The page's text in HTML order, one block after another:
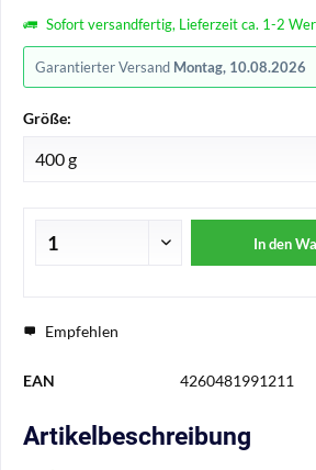
Sofort versandfertig, Lieferzeit ca. 1-2
Garantierter Versand Montag, 10.08.2026
Größe:
In den
Empfehlen
EAN 4260481991211
Artikelbeschreibung